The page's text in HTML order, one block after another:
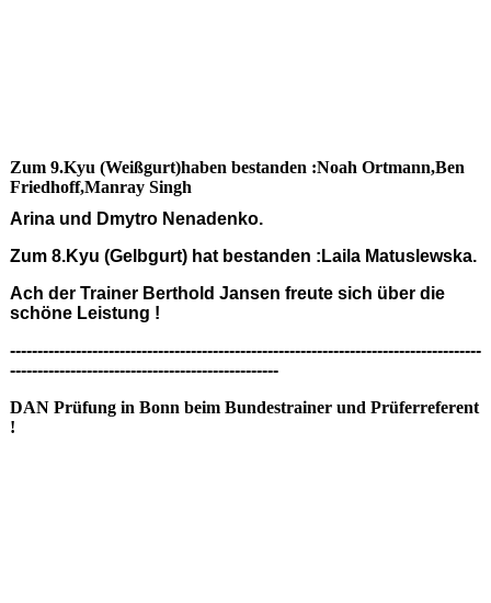
Zum 9.Kyu (Weißgurt)haben bestanden :Noah Ortmann,Ben
Friedhoff,Manray Singh
Arina und Dmytro Nenadenko.
Zum 8.Kyu (Gelbgurt) hat bestanden :Laila Matuslewska.
Ach der Trainer Berthold Jansen freute sich über die
schöne Leistung !
--------------------------------------------------------------------------------------
-------------------------------------------------
DAN Prüfung in Bonn beim Bundestrainer und Prüferreferent
!